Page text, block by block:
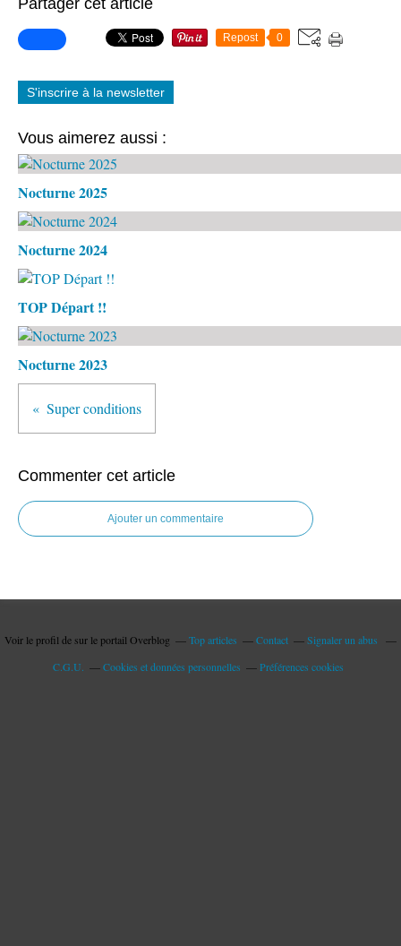
Partager cet article
Repost 0
S'inscrire à la newsletter
Vous aimerez aussi :
Nocturne 2025
Nocturne 2024
TOP Départ !!
Nocturne 2023
Super conditions
Commenter cet article
Ajouter un commentaire
Voir le profil de sur le portail Overblog Top articles Contact
Signaler un abus
C.G.U.
Cookies et données personnelles Préférences cookies